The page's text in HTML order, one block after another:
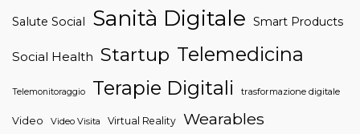
Salute Social Sanità Digitale Smart Products
Social Health Startup Telemedicina
Telemonitoraggio Terapie Digitali trasformazione digitale
Video Video Visita Virtual Reality Wearables